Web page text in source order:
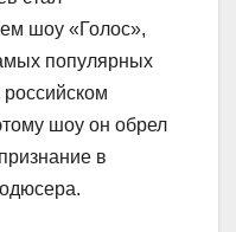
шоу «Голос»,
популярных
шоу он обрел
в